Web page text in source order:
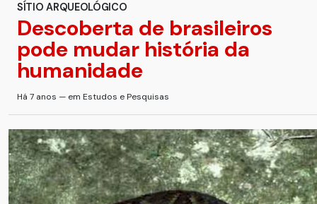
SÍTIO ARQUEOLÓGICO
Descoberta de brasileiros
pode mudar história da
humanidade
Há 7 anos — em Estudos e Pesquisas